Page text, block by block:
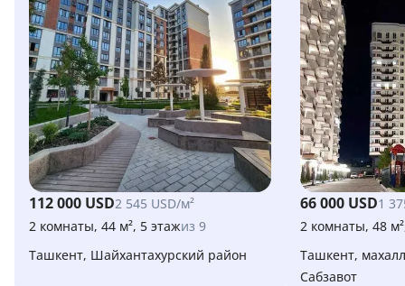
112 000 USD2 545 USD/м²
2 комнаты, 44 м², 5 этажиз 9
Ташкент, Шайхантахурский район
66 000 USD1
2 комнаты, 48
Ташкент, махаллинский сход граждан
Сабзавот